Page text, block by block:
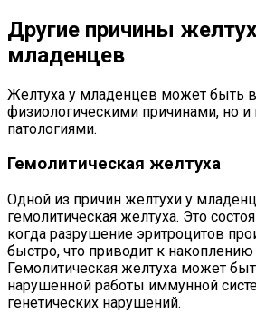
Другие причины
младенцев
Желтуха у младенцев может быть
физиологическими причинами, но
патологиями.
Гемолитическая желтуха
Одной из причин желтухи у
гемолитическая желтуха. Это
когда разрушение эритроцитов
быстро, что приводит к
Гемолитическая желтуха может
нарушенной работы иммунной
генетических нарушений.